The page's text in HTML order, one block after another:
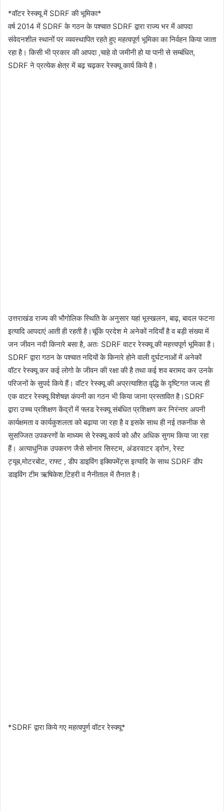
*वॉटर रेस्क्यू में SDRF की भूमिका*
वर्ष 2014 में SDRF के गठन के पश्चात SDRF द्वारा राज्य भर में आपदा
संवेदनशील स्थानों पर व्यवस्थापित रहते हुए महत्वपूर्ण भूमिका का निर्वहन किया जाता
रहा है। किसी भी प्रकार की आपदा ,चाहे वो जमीनी हो या पानी से सम्बंधित,
SDRF ने प्रत्येक क्षेत्र में बढ़ चढ़कर रेस्क्यू कार्य किये है।
उत्तराखंड राज्य की भौगोलिक स्थिति के अनुसार यहां भूस्खलन, बाढ़, बादल फटना
इत्यादि आपदाएं आती ही रहती है।चूंकि प्रदेश मे अनेकों नदियाँ है व बड़ी संख्या में
जन जीवन नदी किनारे बसा है, अतः SDRF वाटर रेस्क्यू की महत्त्वपूर्ण भूमिका है।
SDRF द्वारा गठन के पश्चात नदियों के किनारे होने वाली दुर्घटनाओं में अनेकों
वॉटर रेस्क्यू कर कई लोगो के जीवन की रक्षा की है तथा कई शव बरामद कर उनके
परिजनों के सुपर्द किये हैं। वॉटर रेस्क्यू की अप्रत्याशित वृद्धि के दृष्टिगत जल्द ही
एक वाटर रेस्क्यू विशेषज्ञ कंपनी का गठन भी किया जाना प्रस्तावित है।SDRF
द्वारा उच्च प्रशिक्षण केंद्रों में फ्लड रेस्क्यू संबंधित प्रशिक्षण कर निरंन्तर अपनी
कार्यक्षमता व कार्यकुशलता को बढ़ाया जा रहा है व इसके साथ ही नई तकनीक से
सुसज्जित उपकरणों के माध्यम से रेस्क्यू कार्य को और अधिक सुगम किया जा रहा
हैं। अत्याधुनिक उपकरण जैसे सोनार सिस्टम, अंडरवाटर ड्रोन, रेस्ट
ट्यूब,मोटरबोट, राफ्ट , डीप डाइविंग इक्विपमेंट्स इत्यादि के साथ SDRF डीप
डाइविंग टीम ऋषिकेश,टिहरी व नैनीताल में तैनात है।
*SDRF द्वारा किये गए महत्वपुर्ण वॉटर रेस्क्यू*